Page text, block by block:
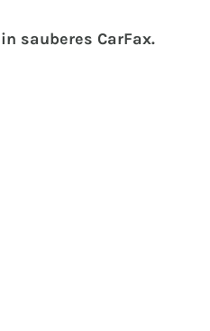
sauberes CarFax.